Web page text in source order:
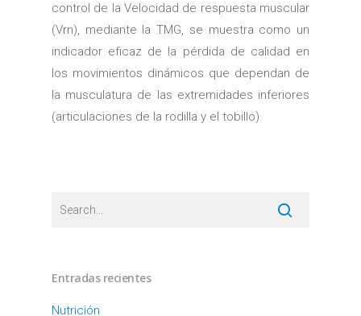
control de la Velocidad de respuesta muscular
(Vrn), mediante la TMG, se muestra como un
indicador eficaz de la pérdida de calidad en
los movimientos dinámicos que dependan de
la musculatura de las extremidades inferiores
(articulaciones de la rodilla y el tobillo).
Entradas recientes
Nutrición